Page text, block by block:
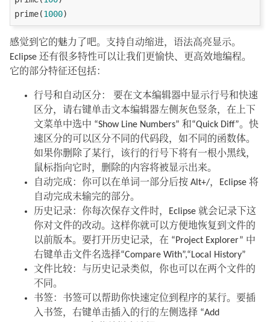
prime(1000
感觉到它的魅力了吧。支持自动缩进，语法高亮显示。
Eclipse 还有很多特性可以让我们更愉快、更高效地编程。
它的部分特征还包括：
行号和自动区分： 要在文本编辑器中显示行号和快速
区分，请右键单击文本编辑器左侧灰色竖条，在上下
文菜单中选中 “Show Line Numbers” 和“Quick Diff”。快
速区分的可以区分不同的代码段，如不同的函数体。
如果你删除了某行，该行的行号下将有一根小黑线，
鼠标指向它时，删除的内容将被显示出来。
自动完成：你可以在单词一部分后按 Alt+/，Eclipse 将
自动完成未输完的部分。
历史记录：你每次保存文件时，Eclipse 就会记录下这
你对文件的改动。这样你就可以方便地恢复到文件的
以前版本。要打开历史记录，在 “Project Explorer” 中
右键单击文件名选择“Compare With”,“Local History”
文件比较：与历史记录类似，你也可以在两个文件的
不同。
书签：书签可以帮助你快速定位到程序的某行。要插
入书签，右键单击插入的行的左侧选择 “Add